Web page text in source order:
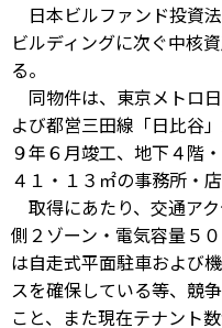
日本ビルファンド投資
ビルディングに次ぐ中核
る。
同物件は、東京メトロ
よび都営三田線「日比谷
９年６月竣工、地下４階
４１・１３㎡の事務所・
取得にあたり、交通ア
側２ゾーン・電気容量５
は自走式平面駐車および
スを確保している等、競
こと、また現在テナント